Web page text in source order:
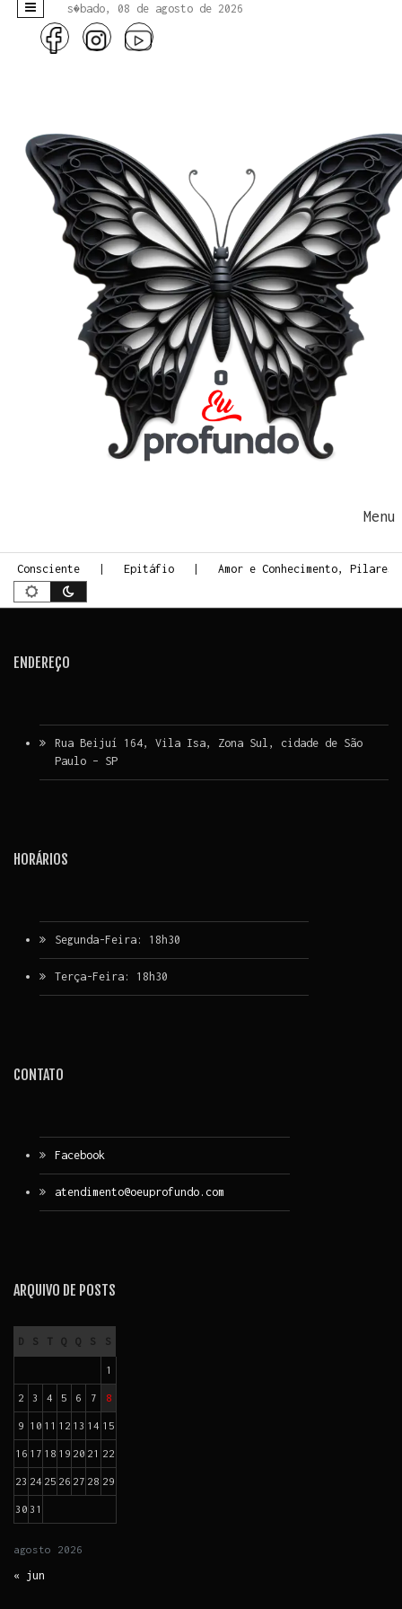
s�bado, 08 de agosto de 2026
Consciente Epitáfio Amor e Conhecimento,
ENDEREÇO
Rua Beijuí 164, Vila Isa, Zona Sul, cidade de São
Paulo – SP
HORÁRIOS
Segunda-Feira: 18h30
Terça-Feira: 18h30
CONTATO
Facebook
atendimento@oeuprofundo.com
ARQUIVO DE POSTS
agosto 2026
D S T Q Q S S
1
2 3 4 5 6 7 8
9 10 11 12 13 14 15
16 17 18 19 20 21 22
23 24 25 26 27 28 29
30 31
« jun